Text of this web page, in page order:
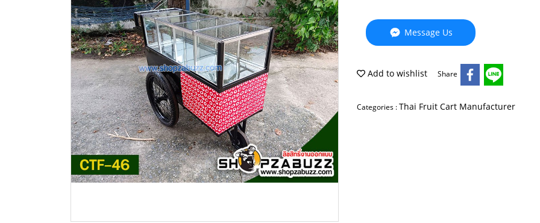
Message Us
Add to wishlist Share
Categories :Thai Fruit Cart Manufacturer